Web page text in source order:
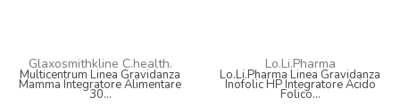
Glaxosmithkline C.health.
Multicentrum Linea Gravidanza
Mamma Integratore Alimentare
30...
Lo.Li.Pharma
Lo.Li.Pharma Linea Gravidanza
Inofolic HP Integratore Acido
Folico...